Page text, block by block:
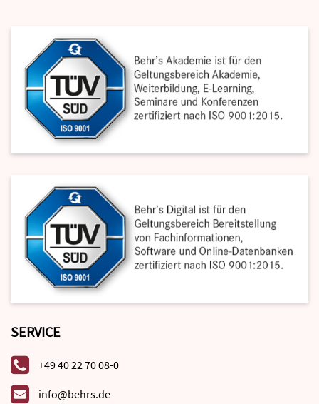
SERVICE
+49 40 22 70 08-0
info@behrs.de